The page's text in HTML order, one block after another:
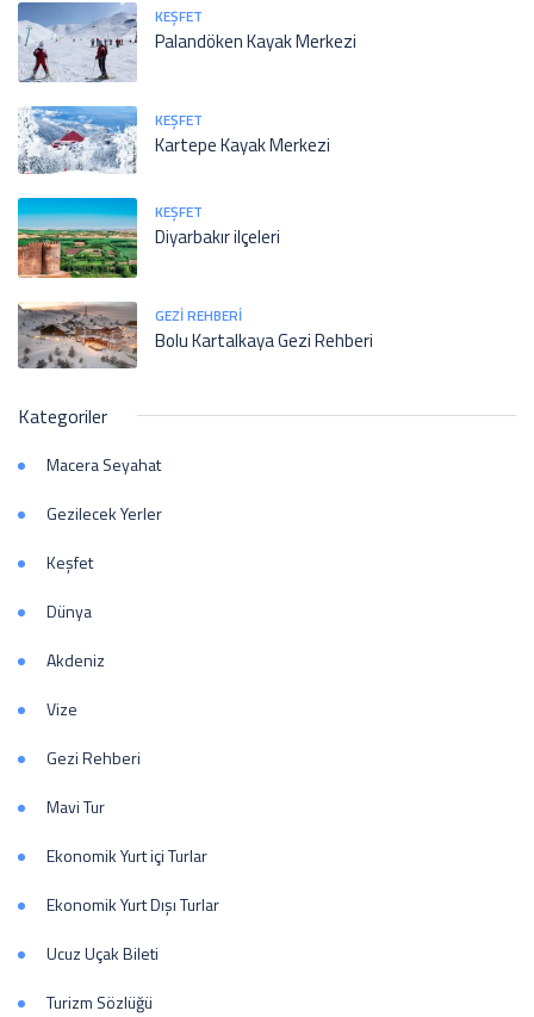
KEŞFET
Palandöken Kayak Merkezi
KEŞFET
Kartepe Kayak Merkezi
KEŞFET
Diyarbakır ilçeleri
GEZI REHBERI
Bolu Kartalkaya Gezi Rehberi
Kategoriler
Macera Seyahat
Gezilecek Yerler
Keşfet
Dünya
Akdeniz
Vize
Gezi Rehberi
Mavi Tur
Ekonomik Yurt içi Turlar
Ekonomik Yurt Dışı Turlar
Ucuz Uçak Bileti
Turizm Sözlüğü